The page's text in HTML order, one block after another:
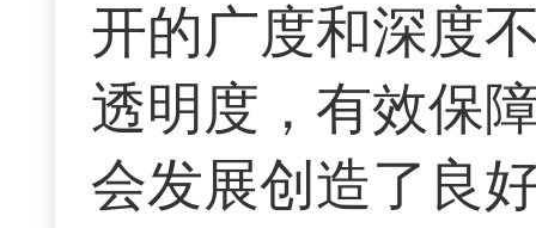
开的广度和深度
透明度，有效保
会发展创造了良